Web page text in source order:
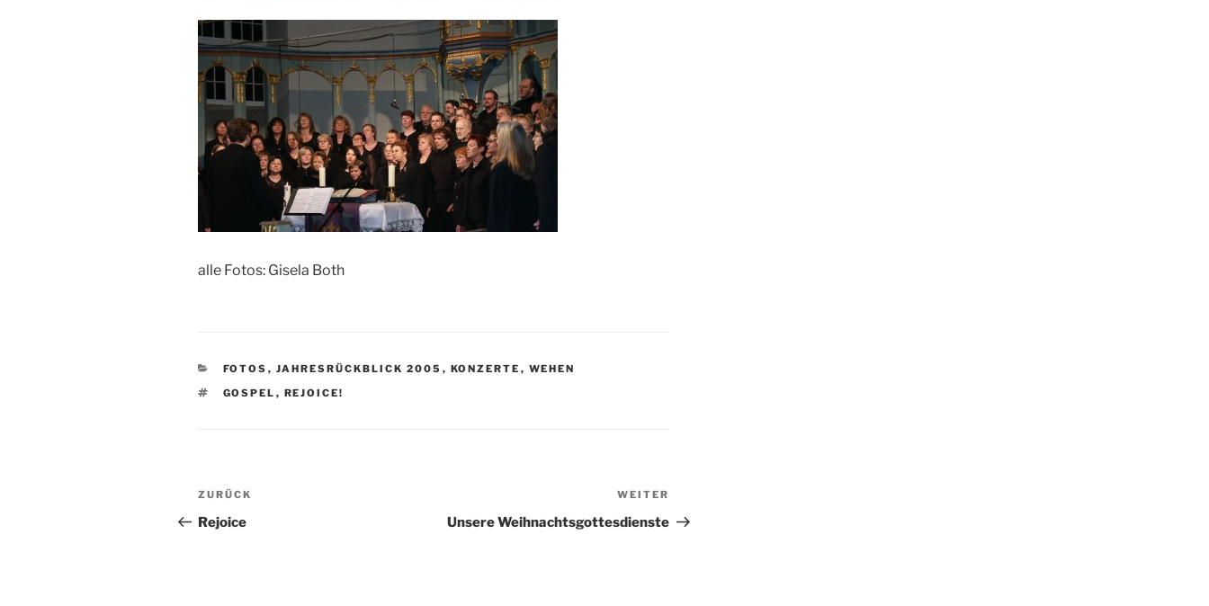
alle Fotos: Gisela Both
KATEGORIEN
FOTOS , JAHRESRÜCKBLICK 2005 , KONZERTE , WEHEN
SCHLAGWÖRTER
GOSPEL , REJOICE!
Beitragsnavigation
Vorheriger
Beitrag
ZURÜCK
Rejoice
Beitrag
WEITER
Unsere Weihnachtsgottesdienste